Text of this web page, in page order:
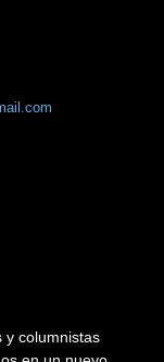
y columnistas